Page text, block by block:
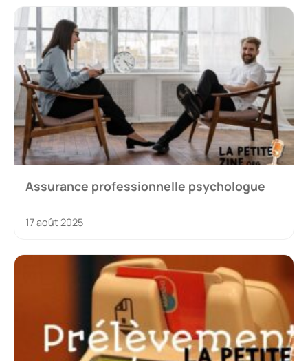
Assurance professionnelle psychologue
17 août 2025